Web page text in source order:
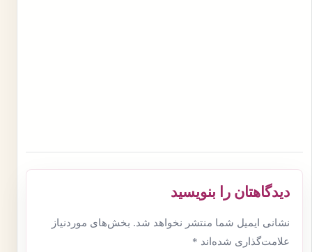
دیدگاهتان را بنویسید
نشانی ایمیل شما منتشر نخواهد شد. بخش‌های موردنیاز
علامت‌گذاری شده‌اند *